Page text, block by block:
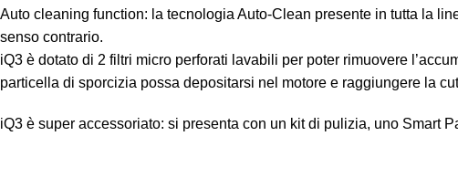
Auto cleaning function: la tecnologia Auto-Clean presente in tutta la
senso contrario.
iQ3 è dotato di 2 filtri micro perforati lavabili per poter rimuovere
particella di sporcizia possa depositarsi nel motore e raggiungere la
iQ3 è super accessoriato: si presenta con un kit di pulizia, uno Smart